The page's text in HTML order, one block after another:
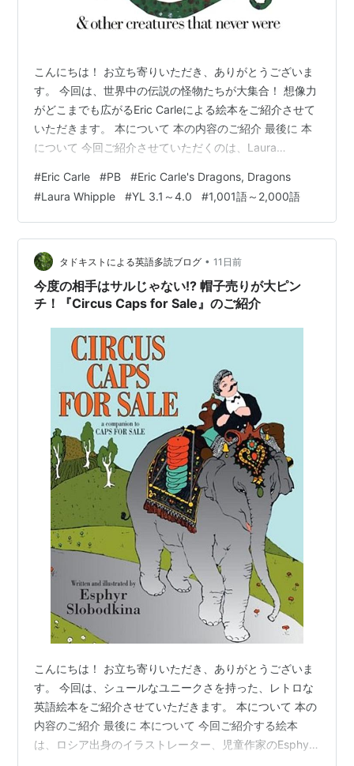
こんにちは！ お立ち寄りいただき、ありがとうございま
す。 今回は、世界中の伝説の怪物たちが大集合！ 想像力
がどこまでも広がるEric Carleによる絵本をご紹介させて
いただきます。 本について 本の内容のご紹介 最後に 本
について 今回ご紹介させていただくのは、Laura
さんがイラストを付けた英語絵本、『Eric Carle's
Dragons, Dragons』です。 YL 3.0～4.0程度 語数は
1,852語です。 Eric Carle's Dragons, Dragons 作
者:Carle, Eric World …
#Eric Carle #PB #Eric Carle's Dragons, Dragons
#Laura Whipple #YL 3.1～4.0 #1,001語～2,000語
タドキストによる英語多読ブログ • 11日前
今度の相手はサルじゃない!? 帽子売りが大ピン
チ！『Circus Caps for Sale』のご紹介
こんにちは！ お立ち寄りいただき、ありがとうございま
す。 今回は、シュールなユニークさを持った、レトロな
英語絵本をご紹介させていただきます。 本について 本の
内容のご紹介 最後に 本について 今回ご紹介する絵本
は、ロシア出身のイラストレーター、児童作家のEsphyr